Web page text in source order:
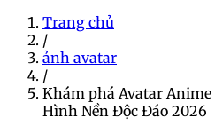
Trang chủ
/
ảnh avatar
/
Khám phá Avatar
Hình Nền Độc Đáo 2026